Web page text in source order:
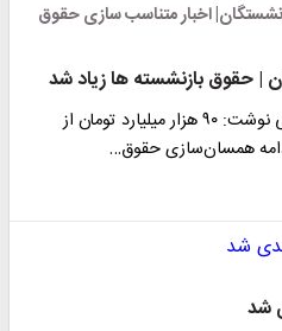
اخبار متناسب سازی حقوق
| حقوق بازنشسته ها زیاد شد
رئیس کمیسیون اجتماعی در توییتی نوشت: ۹۰ هزار میلیارد تومان از
همسان‌سازی حقوق…
شد